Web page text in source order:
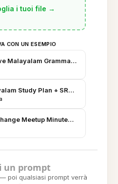
i tuoi file →
CON UN ESEMPIO
Malayalam Grammar & Reference
Study Plan + SRS Schedule
Meetup Minutes & Vocabulary
un prompt
poi qualsiasi prompt verrà